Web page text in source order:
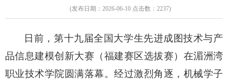
(发布日期：2026-06-10 点击数： 2237)
日前，第十九届全国大学生先进成图技术与产
品信息建模创新大赛（福建赛区选拔赛）在湄洲湾
职业技术学院圆满落幕。经过激烈角逐，机械学子